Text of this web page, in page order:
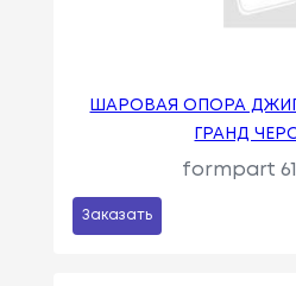
ШАРОВАЯ ОПОРА ДЖИП
ГРАНД
formpart
Заказать